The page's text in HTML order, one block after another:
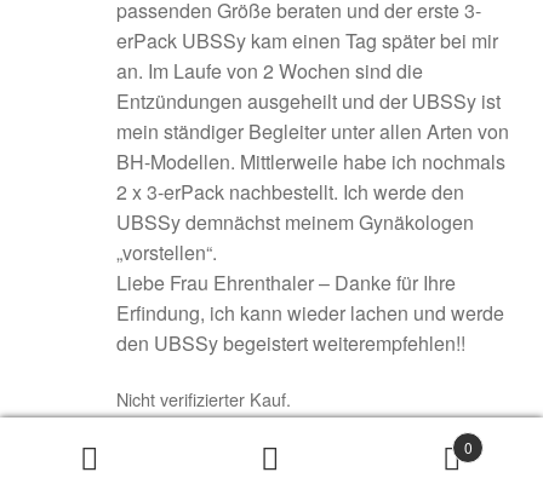
passenden Größe beraten und der erste 3-
erPack UBSSy kam einen Tag später bei mir
an. Im Laufe von 2 Wochen sind die
Entzündungen ausgeheilt und der UBSSy ist
mein ständiger Begleiter unter allen Arten von
BH-Modellen. Mittlerweile habe ich nochmals
2 x 3-erPack nachbestellt. Ich werde den
UBSSy demnächst meinem Gynäkologen
„vorstellen“.
Liebe Frau Ehrenthaler – Danke für Ihre
Erfindung, ich kann wieder lachen und werde
den UBSSy begeistert weiterempfehlen!!
Nicht verifizierter Kauf.
0